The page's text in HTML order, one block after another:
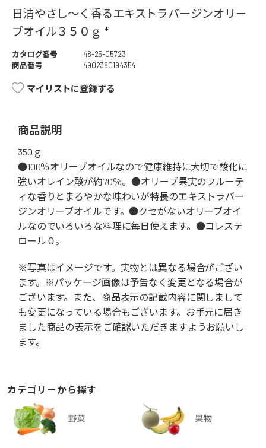
日清やさし～く香るエキストラバージンオリ－
ブオイル３５０ｇ *
カタログ番号
48-25-05723
商品番号
4902380194354
マイリストに登録する
商品説明
350ｇ
●100％オリーブオイルなので健康維持に大切で酸化に
強いオレイン酸が約70％。●オリーブ果実のフルーテ
ィな香りとまろやかな味わいが特長のエキストラバー
ジンオリーブオイルです。●クセがないオリーブオイ
ルなのでいろいろな料理に毎日使えます。●コレステ
ロール０。
※写真はイメージです。実物とは異なる場合がござい
ます。※パッケージ画像は予告なく変更となる場合が
ございます。また、商品表示の記載内容に関しまして
も変更になっている場合もございます。お手元に届き
ました商品の表示をご確認いただきますようお願いし
ます。
カテゴリーから探す